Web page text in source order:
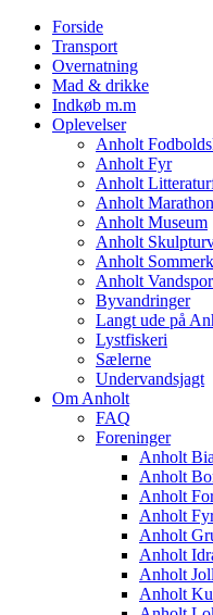
Forside
Transport
Overnatning
Mad & drikke
Indkøb m.m
Oplevelser
Anholt
Anholt Fyr
Anholt
Anholt Marathon
Anholt Museum
Anholt
Anholt
Anholt
Byvandringer
Langt ude på
Lystfiskeri
Sælerne
Undervandsjagt
Om Anholt
FAQ
Foreninger
Anholt
Anholt
Anholt
Anholt
Anholt
Anholt
Anholt
Anholt